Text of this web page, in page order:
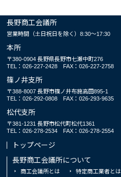
長野商工会議所
営業時間（土日祝日を除く）8:30～17:30
本所
〒380-0904 長野県長野市七瀬中町276
TEL：026-227-2428 FAX：026-227-2758
篠ノ井支所
〒388-8007 長野市篠ノ井布施高田895-1
TEL：026-292-0808 FAX：026-293-9635
松代支所
〒381-1231 長野市松代町松代1361
TEL：026-278-2534 FAX：026-278-2554
トップページ
長野商工会議所について
商工会議所とは
特定商工業者とは